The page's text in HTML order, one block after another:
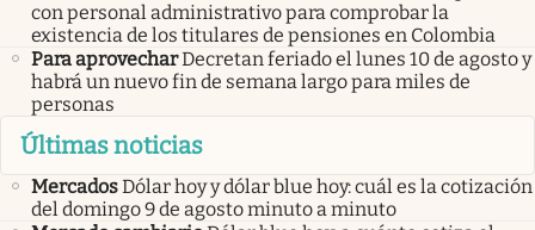
con personal administrativo para comprobar la
existencia de los titulares de pensiones en Colombia
Para aprovecharDecretan feriado el lunes 10 de agosto y
habrá un nuevo fin de semana largo para miles de
personas
Últimas noticias
MercadosDólar hoy y dólar blue hoy: cuál es la cotización
del domingo 9 de agosto minuto a minuto